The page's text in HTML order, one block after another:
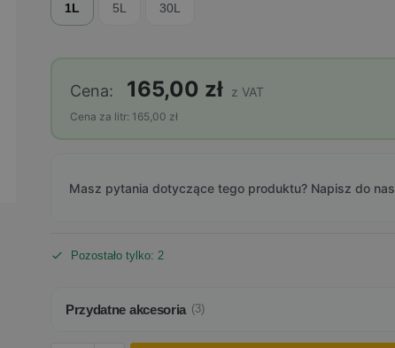
1L 5L 30L
Cena: 165,00 zł z VAT
Cena za litr: 165,00 zł
Masz pytania dotyczące tego produktu? Napisz do nas
Pozostało tylko: 2
Przydatne akcesoria (3)